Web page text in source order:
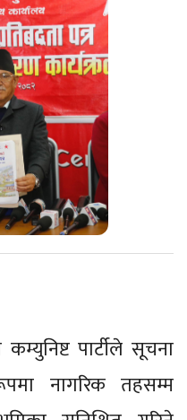
पार्टीले सूचना
नागरिक तहसम्म